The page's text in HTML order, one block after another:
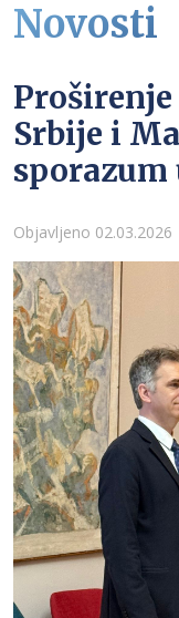
Novosti
Srbije i
sporazum
Detalji
Objavljeno 02.03.2026